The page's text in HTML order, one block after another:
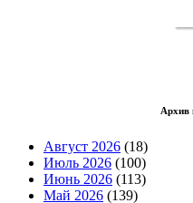
Архив
Август 2026 (18)
Июль 2026 (100)
Июнь 2026 (113)
Май 2026 (139)